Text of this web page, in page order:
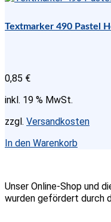
Textmarker 490 Pastel
0,85 €
inkl. 19 % MwSt.
zzgl. Versandkosten
In den Warenkorb
Unser Online-Shop und
wurden gefördert durch